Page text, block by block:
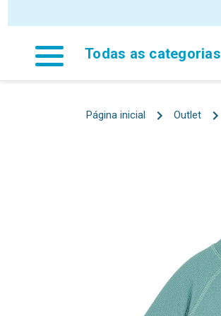
Todas as categorias
Página inicial Outlet